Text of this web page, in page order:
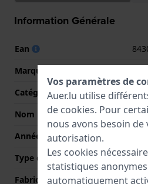
Information Générale
Ean
Marque
Catégorie
Nom
Année
Type d'affichage
Fabriqué en Suisse
Non
Vos paramètres de
Auer.lu utilise
de cookies. Pour
nous avons besoin de
autorisation.
Les cookies
statistiques
automatiquement